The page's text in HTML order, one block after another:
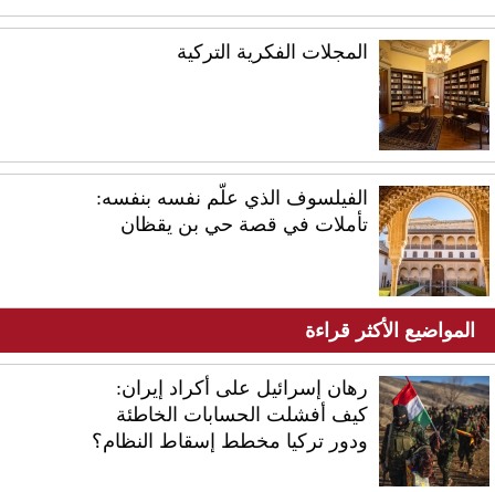
المجلات الفكرية التركية
الفيلسوف الذي علّم نفسه بنفسه:
تأملات في قصة حي بن يقظان
المواضيع الأكثر قراءة
رهان إسرائيل على أكراد إيران:
كيف أفشلت الحسابات الخاطئة
ودور تركيا مخطط إسقاط النظام؟